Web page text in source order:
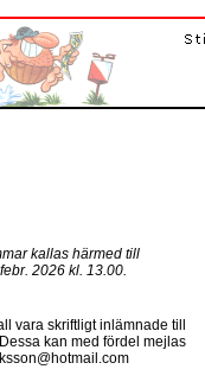
kallas härmed till
2026 kl. 13.00.
vara skriftligt inlämnade till
kan med fördel mejlas